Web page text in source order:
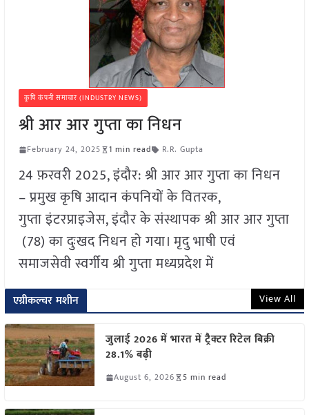
कृषि कंपनी समाचार (INDUSTRY NEWS)
श्री आर आर गुप्ता का निधन
February 24, 2025 1 min read R.R. Gupta
24 फ़रवरी 2025, इंदौर: श्री आर आर गुप्ता का निधन
– प्रमुख कृषि आदान कंपनियों के वितरक,
गुप्ता इंटरप्राइजेस, इंदौर के संस्थापक श्री आर आर गुप्ता
(78) का दुःखद निधन हो गया। मृदु भाषी एवं
समाजसेवी स्वर्गीय श्री गुप्ता मध्यप्रदेश में
एग्रीकल्चर मशीन View All
जुलाई 2026 में भारत में ट्रैक्टर रिटेल बिक्री
28.1% बढ़ी
August 6, 2026 5 min read